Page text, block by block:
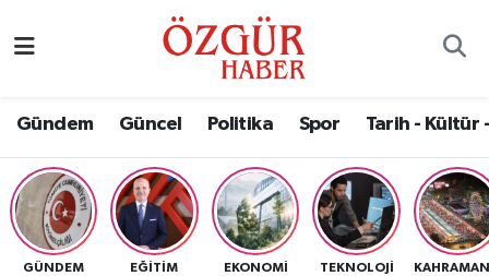
Gündem Güncel Politika Spor Tarih - Kültür
GÜNDEM EĞITIM EKONOMI TEKNOLOJI
Eğitim
Ekonomi
Nöbetçi Eczaneler
Namaz Vakitleri
Trafik Durumu